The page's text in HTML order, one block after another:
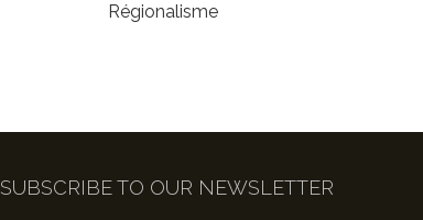
Régionalisme
SUBSCRIBE TO OUR NEWSLETTER